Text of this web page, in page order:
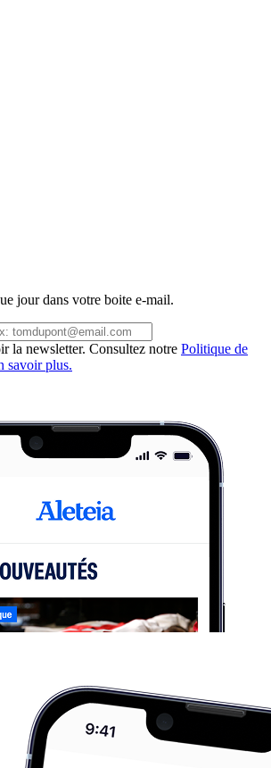
jour dans votre boite e-mail.
la newsletter. Consultez notre Politique de
savoir plus.